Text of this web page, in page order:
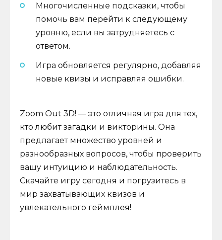
Многочисленные подсказки, чтобы
помочь вам перейти к следующему
уровню, если вы затрудняетесь с
ответом.
Игра обновляется регулярно, добавляя
новые квизы и исправляя ошибки.
Zoom Out 3D! — это отличная игра для тех,
кто любит загадки и викторины. Она
предлагает множество уровней и
разнообразных вопросов, чтобы проверить
вашу интуицию и наблюдательность.
Скачайте игру сегодня и погрузитесь в
мир захватывающих квизов и
увлекательного геймплея!